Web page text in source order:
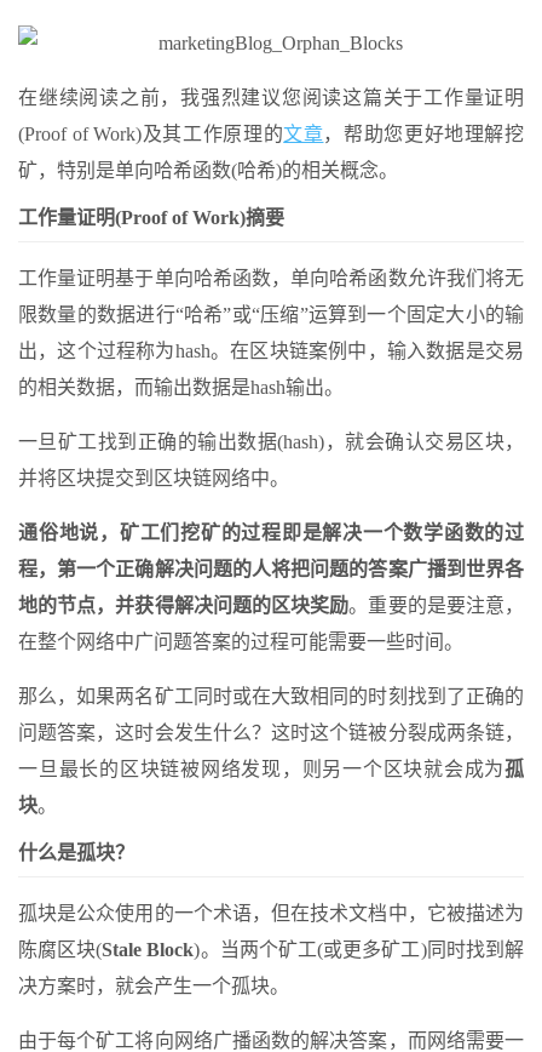
在继续阅读之前，我强烈建议您阅读这篇关于工作量证明
(Proof of Work)及其工作原理的文章，帮助您更好地理解挖
矿，特别是单向哈希函数(哈希)的相关概念。
工作量证明(Proof of Work)摘要
工作量证明基于单向哈希函数，单向哈希函数允许我们将无
限数量的数据进行“哈希”或“压缩”运算到一个固定大小的输
出，这个过程称为hash。在区块链案例中，输入数据是交易
的相关数据，而输出数据是hash输出。
一旦矿工找到正确的输出数据(hash)，就会确认交易区块，
并将区块提交到区块链网络中。
通俗地说，矿工们挖矿的过程即是解决一个数学函数的过
程，第一个正确解决问题的人将把问题的答案广播到世界各
地的节点，并获得解决问题的区块奖励。重要的是要注意，
在整个网络中广问题答案的过程可能需要一些时间。
那么，如果两名矿工同时或在大致相同的时刻找到了正确的
问题答案，这时会发生什么？这时这个链被分裂成两条链，
一旦最长的区块链被网络发现，则另一个区块就会成为孤
块。
什么是孤块？
孤块是公众使用的一个术语，但在技术文档中，它被描述为
陈腐区块(Stale Block)。当两个矿工(或更多矿工)同时找到解
决方案时，就会产生一个孤块。
由于每个矿工将向网络广播函数的解决答案，而网络需要一